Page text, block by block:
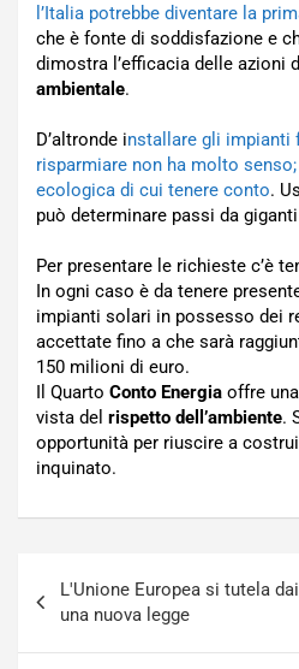
l’Italia potrebbe diventare la
che è fonte di soddisfazione e
dimostra l’efficacia delle azioni
ambientale.
D’altronde installare gli
risparmiare non ha molto senso;
ecologica di cui tenere conto.
può determinare passi da
Per presentare le richieste c’è
In ogni caso è da tenere
impianti solari in possesso dei
accettate fino a che sarà
150 milioni di euro.
Il Quarto Conto Energia offre
vista del rispetto dell’ambiente.
opportunità per riuscire a
inquinato.
articoli
L'Unione Europea si tutela
una nuova legge